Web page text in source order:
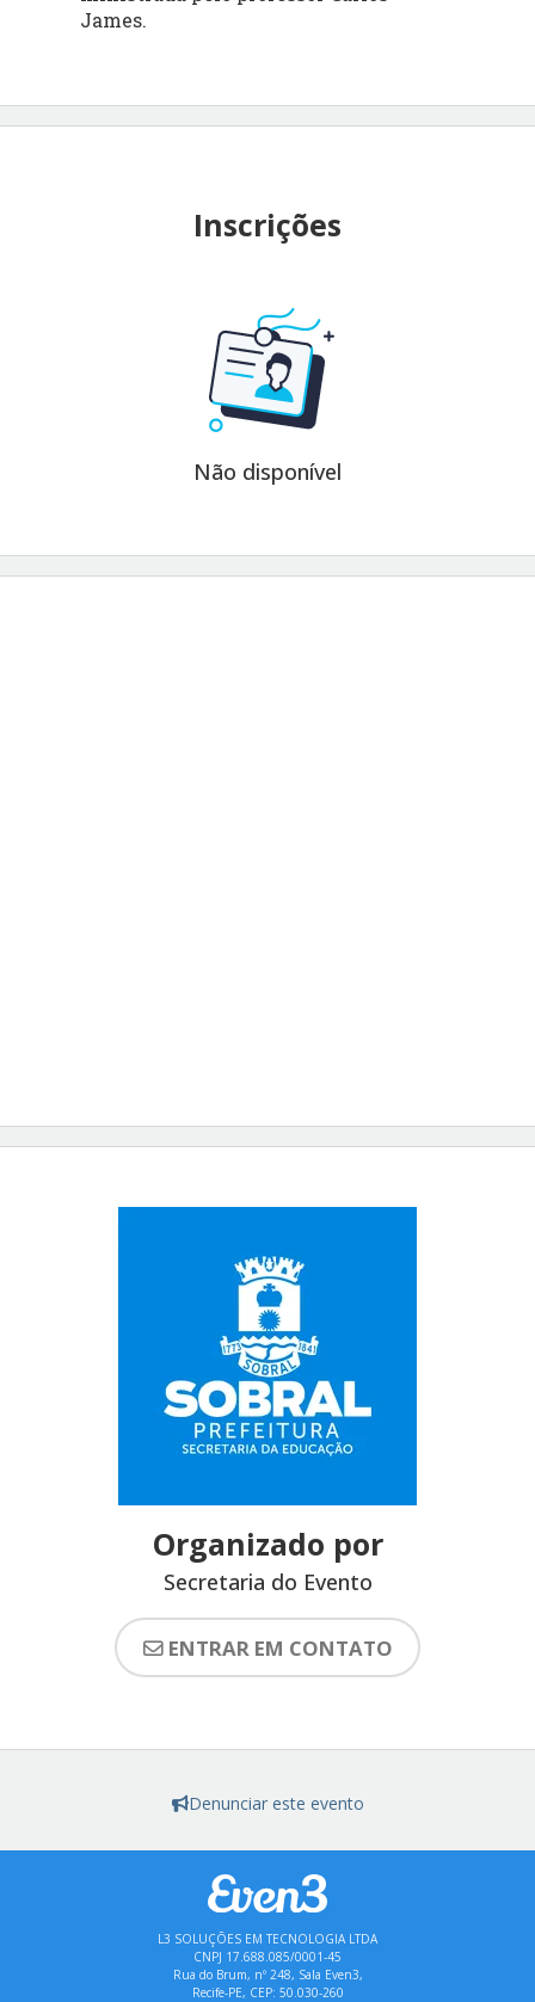
James.
Inscrições
Não disponível
Organizado por
Secretaria do Evento
ENTRAR EM CONTATO
Denunciar este evento
L3 SOLUÇÕES EM TECNOLOGIA LTDA
CNPJ 17.688.085/0001-45
Rua do Brum, nº 248, Sala Even3,
Recife-PE, CEP: 50.030-260